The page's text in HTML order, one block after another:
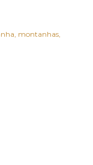
montanhas